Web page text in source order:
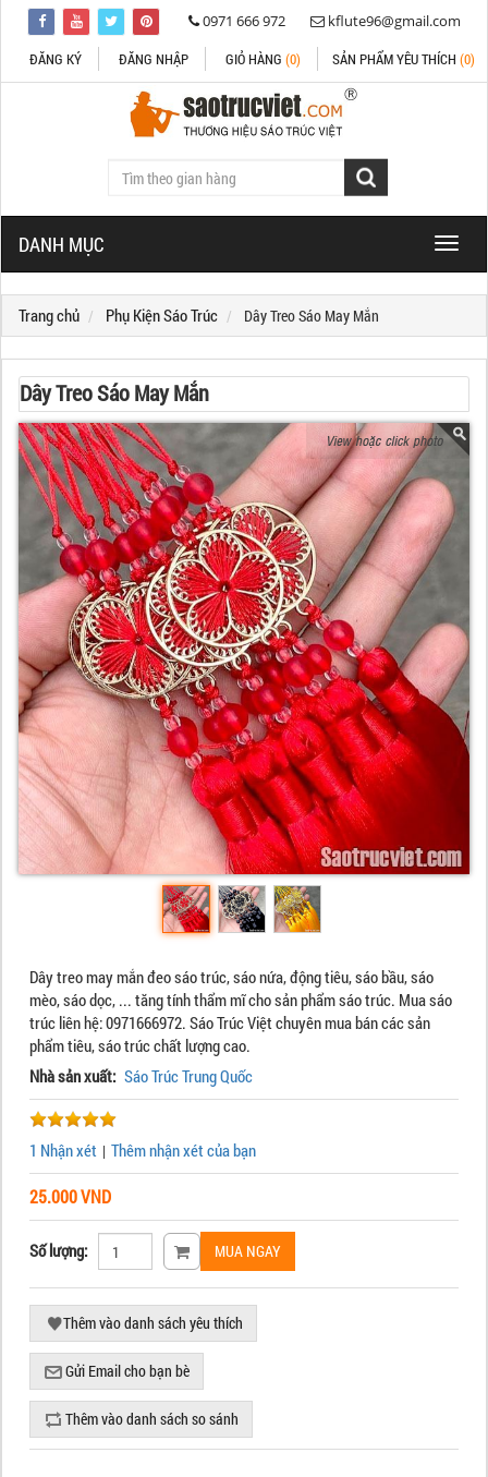
0971 666 972
kflute96@gmail.com
ĐĂNG KÝ
ĐĂNG NHẬP GIỎ HÀNG (0) SẢN PHẨM YÊU THÍCH (0)
DANH MỤC
Toggle
Trang chủ Phụ Kiện Sáo Trúc Dây Treo Sáo May Mắn
Dây Treo Sáo May Mắn
Dây treo may mắn đeo sáo trúc, sáo nứa, động tiêu, sáo bầu, sáo
mèo, sáo dọc, ... tăng tính thẩm mĩ cho sản phẩm sáo trúc. Mua sáo
trúc liên hệ: 0971666972. Sáo Trúc Việt chuyên mua bán các sản
phẩm tiêu, sáo trúc chất lượng cao.
Nhà sản xuất: Sáo Trúc Trung Quốc
1 Nhận xét | Thêm nhận xét của bạn
25.000 VND
Số lượng: